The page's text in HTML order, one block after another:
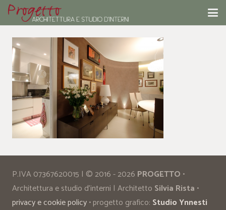
P.IVA 07367620015 | © 2016 - 2026 PROGETTO •
Architettura e studio d’interni | Architetto Silvia Rista •
privacy e cookie policy• progetto grafico: Studio Ynnesti